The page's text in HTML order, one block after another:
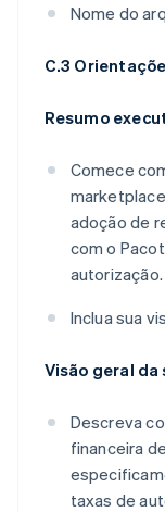
Nome do
C.3
Resumo
Comece
adoção de
com o
Inclua sua
Visão geral
Descreva
financeira
taxas de